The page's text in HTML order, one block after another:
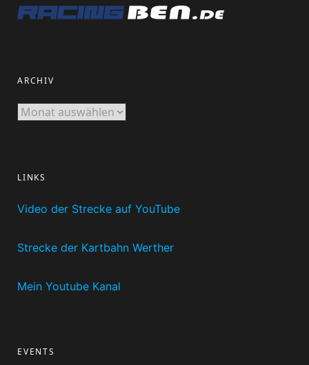
ARCHIV
Archiv
LINKS
Video der Strecke auf YouTube
Strecke der Kartbahn Werther
Mein Youtube Kanal
EVENTS